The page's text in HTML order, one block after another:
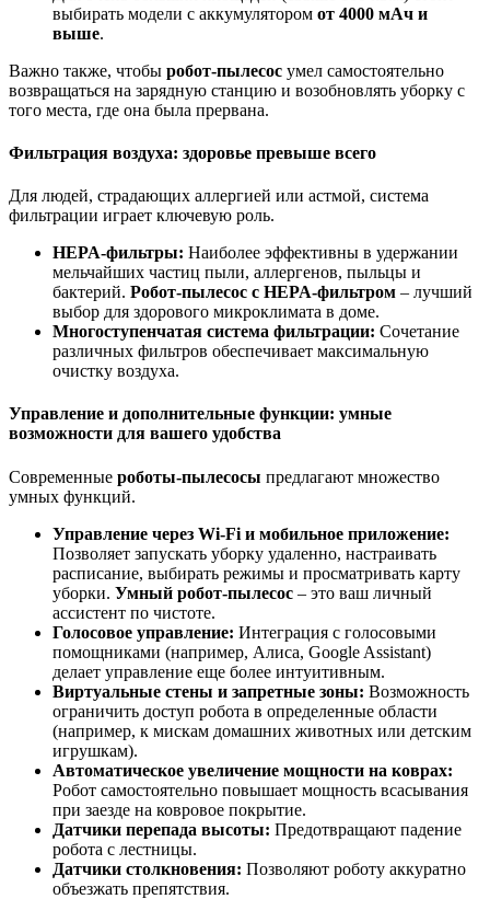
выбирать модели с аккумулятором от 4000 мАч и
выше.
Важно также, чтобы робот-пылесос умел самостоятельно
возвращаться на зарядную станцию и возобновлять уборку с
того места, где она была прервана.
Фильтрация воздуха: здоровье превыше всего
Для людей, страдающих аллергией или астмой, система
фильтрации играет ключевую роль.
HEPA-фильтры: Наиболее эффективны в удержании
мельчайших частиц пыли, аллергенов, пыльцы и
бактерий. Робот-пылесос с HEPA-фильтром – лучший
выбор для здорового микроклимата в доме.
Многоступенчатая система фильтрации: Сочетание
различных фильтров обеспечивает максимальную
очистку воздуха.
Управление и дополнительные функции: умные
возможности для вашего удобства
Современные роботы-пылесосы предлагают множество
умных функций.
Управление через Wi-Fi и мобильное приложение:
Позволяет запускать уборку удаленно, настраивать
расписание, выбирать режимы и просматривать карту
уборки. Умный робот-пылесос – это ваш личный
ассистент по чистоте.
Голосовое управление: Интеграция с голосовыми
помощниками (например, Алиса, Google Assistant)
делает управление еще более интуитивным.
Виртуальные стены и запретные зоны: Возможность
ограничить доступ робота в определенные области
(например, к мискам домашних животных или детским
игрушкам).
Автоматическое увеличение мощности на коврах:
Робот самостоятельно повышает мощность всасывания
при заезде на ковровое покрытие.
Датчики перепада высоты: Предотвращают падение
робота с лестницы.
Датчики столкновения: Позволяют роботу аккуратно
объезжать препятствия.